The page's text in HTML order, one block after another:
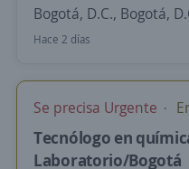
Bogotá, D.C., Bogotá,
Hace 2 días
Se precisa Urgente
Tecnólogo en
Laboratorio/Bogotá